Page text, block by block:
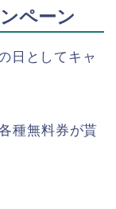
ペーン
日としてキャ
種無料券が貰